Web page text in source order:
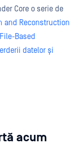
Core o serie de
and Reconstruction
File-Based
datelor și
acum